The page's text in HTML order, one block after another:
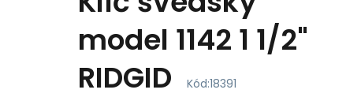
model 1142 1 1/2"
RIDGID
Kód:18391